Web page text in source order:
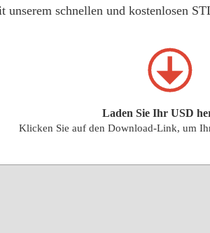
schnellen und kostenlosen
Laden Sie Ihr USD
Klicken Sie auf den Download-Link, um